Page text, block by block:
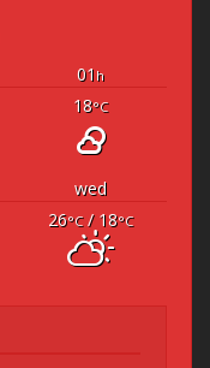
01 h
18°C
wed
26°C/ 18°C